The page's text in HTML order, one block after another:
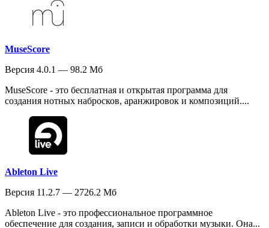
MuseScore
Версия 4.0.1 — 98.2 Мб
MuseScore - это бесплатная и открытая программа для
создания нотных набросков, аранжировок и композиций....
Ableton Live
Версия 11.2.7 — 2726.2 Мб
Ableton Live - это профессиональное программное
обеспечение для создания, записи и обработки музыки. Она...